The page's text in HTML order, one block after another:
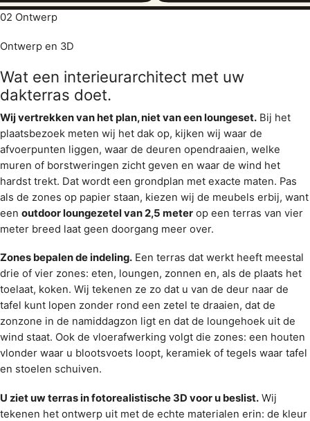
02 Ontwerp
Ontwerp en 3D
Wat een interieurarchitect met uw
dakterras doet.
Wij vertrekken van het plan, niet van een loungeset. Bij het
plaatsbezoek meten wij het dak op, kijken wij waar de
afvoerpunten liggen, waar de deuren opendraaien, welke
muren of borstweringen zicht geven en waar de wind het
hardst trekt. Dat wordt een grondplan met exacte maten. Pas
als de zones op papier staan, kiezen wij de meubels erbij, want
een outdoor loungezetel van 2,5 meter op een terras van vier
meter breed laat geen doorgang meer over.
Zones bepalen de indeling. Een terras dat werkt heeft meestal
drie of vier zones: eten, loungen, zonnen en, als de plaats het
toelaat, koken. Wij tekenen ze zo dat u van de deur naar de
tafel kunt lopen zonder rond een zetel te draaien, dat de
zonzone in de namiddagzon ligt en dat de loungehoek uit de
wind staat. Ook de vloerafwerking volgt die zones: een houten
vlonder waar u blootsvoets loopt, keramiek of tegels waar tafel
en stoelen schuiven.
U ziet uw terras in fotorealistische 3D voor u beslist. Wij
tekenen het ontwerp uit met de echte materialen erin: de kleur